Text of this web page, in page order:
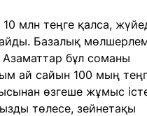
млн теңге қалса,
Базалық
бұл соманы
ай сайын 100 мың
өзгеше жұмыс
төлесе, зейнетақы